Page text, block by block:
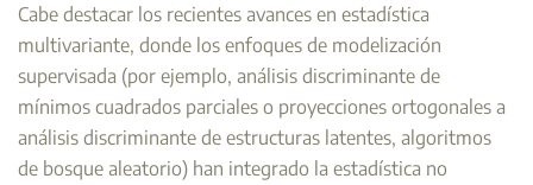
Cabe destacar los recientes avances en estadística
multivariante, donde los enfoques de modelización
supervisada (por ejemplo, análisis discriminante de
mínimos cuadrados parciales o proyecciones ortogonales a
análisis discriminante de estructuras latentes, algoritmos
de bosque aleatorio) han integrado la estadística no